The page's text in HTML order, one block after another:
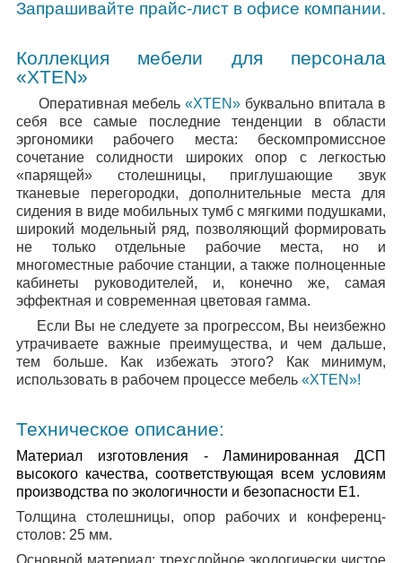
Запрашивайте прайс-лист в офисе компании.
Коллекция мебели для персонала
«XTEN»
Оперативная мебель«XTEN» буквально впитала в
себя все самые последние тенденции в области
эргономики рабочего места: бескомпромиссное
сочетание солидности широких опор с легкостью
«парящей» столешницы, приглушающие звук
тканевые перегородки, дополнительные места для
сидения в виде мобильных тумб с мягкими подушками,
широкий модельный ряд, позволяющий формировать
не только отдельные рабочие места, но и
многоместные рабочие станции, а также полноценные
кабинеты руководителей, и, конечно же, самая
эффектная и современная цветовая гамма.
Если Вы не следуете за прогрессом, Вы неизбежно
утрачиваете важные преимущества, и чем дальше,
тем больше. Как избежать этого? Как минимум,
использовать в рабочем процессе мебель «XTEN»!
Техническое описание:
Материал изготовления - Ламинированная ДСП
высокого качества, соответствующая всем условиям
производства по экологичности и безопасности Е1.
Толщина столешницы, опор рабочих и конференц-
столов: 25 мм.
Основной материал: трехслойное экологически чистое